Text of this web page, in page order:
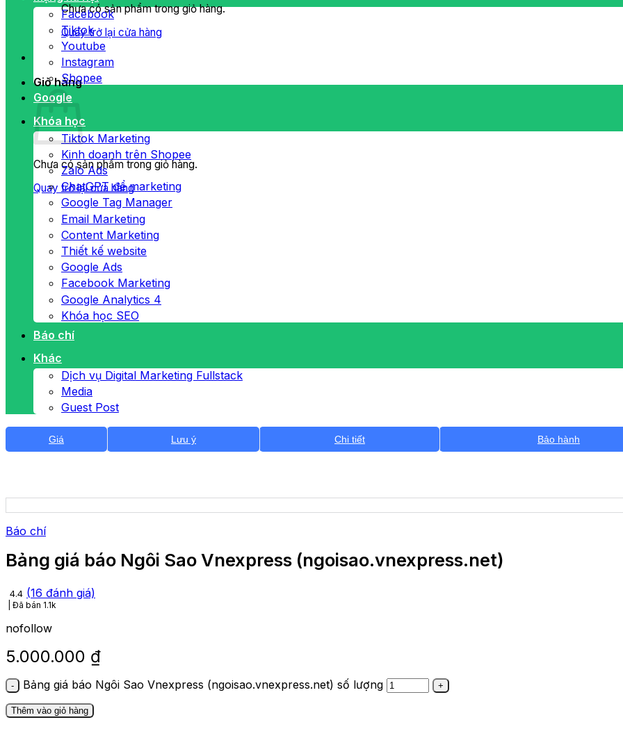
Chưa có sản phẩm trong giỏ hàng.
Quay trở lại cửa hàng
Giỏ hàng
Chưa có sản phẩm trong giỏ hàng.
Quay trở lại cửa hàng
Facebook
Tiktok
Youtube
Instagram
Shopee
Google
Khóa học
Tiktok Marketing
Kinh doanh trên Shopee
Zalo Ads
ChatGPT để marketing
Google Tag Manager
Email Marketing
Content Marketing
Thiết kế website
Google Ads
Facebook Marketing
Google Analytics 4
Khóa học SEO
Báo chí
Khác
Dịch vụ Digital Marketing Fullstack
Media
Guest Post
Giá Lưu ý Chi tiết Bảo hành
Báo chí
Bảng giá báo Ngôi Sao Vnexpress (ngoisao.vnexpress.net)
4.4 (16 đánh giá)
Đã bán 1.1k
nofollow
5.000.000 ₫
Bảng giá báo Ngôi Sao Vnexpress (ngoisao.vnexpress.net) số lượng
Thêm vào giỏ hàng